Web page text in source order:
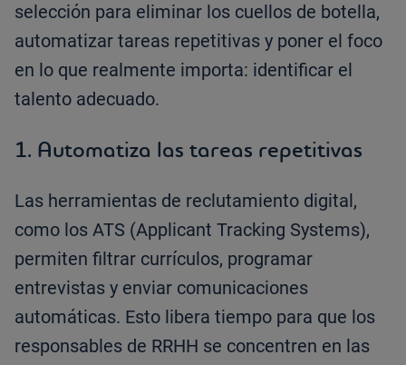
selección para eliminar los cuellos de botella,
automatizar tareas repetitivas y poner el foco
en lo que realmente importa: identificar el
talento adecuado.
1. Automatiza las tareas repetitivas
Las herramientas de reclutamiento digital,
como los ATS (Applicant Tracking Systems),
permiten filtrar currículos, programar
entrevistas y enviar comunicaciones
automáticas. Esto libera tiempo para que los
responsables de RRHH se concentren en las